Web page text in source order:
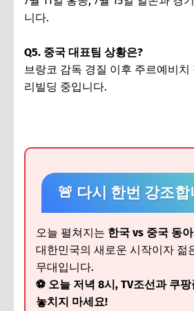
니다.
Q5. 중국 대표팀 상황은?
브랑코 감독 경질 이후 주르예비치
리빌딩 중입니다.
🚨 다시 한번 강조합
오늘 펼쳐지는 한국 vs 중국 동
대한민국의 새로운 시작이자 젊
무대입니다.
⚽ 오늘 저녁 8시, TV조선과 쿠
놓치지 마세요!